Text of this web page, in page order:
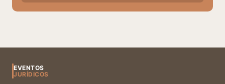
EVENTOS
JURÍDICOS